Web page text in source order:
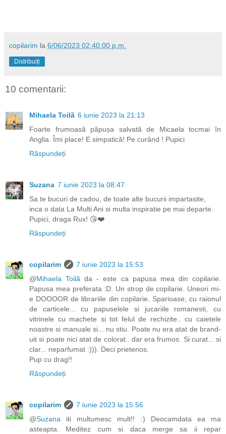
copilarim la 6/06/2023 02:40:00 p.m.
Distribuiți
10 comentarii:
Mihaela Toilă 6 iunie 2023 la 21:13
Foarte frumoasă păpușa salvată de Micaela tocmai în
Anglia. Îmi place! E simpatică! Pe curând ! Pupici
Răspundeți
Suzana 7 iunie 2023 la 08:47
Sa te bucuri de cadou, de toate alte bucurii impartasite,
inca o data La Multi Ani si multa inspiratie pe mai departe.
Pupici, draga Rux! 😘❤️
Răspundeți
copilarim
7 iunie 2023 la 15:53
@Mihaela Toilă da - este ca papusa mea din copilarie.
Papusa mea preferata :D. Un strop de copilarie. Uneori mi-
e DOOOOR de librariile din copilarie. Sparioase, cu raionul
de carticele... cu papuselele si jucariile romanesti, cu
vitrinele cu machete si tot felul de rechizite.. cu caietele
noastre si manuale si... nu stiu. Poate nu era atat de brand-
uit si poate nici atat de colorat.. dar era frumos. Si curat... si
clar... neparfumat :))). Deci prietenos.
Pup cu drag!!
Răspundeți
copilarim
7 iunie 2023 la 15:56
@Suzana iti multumesc mult!! :) Deocamdata ea ma
asteapta. Meditez cum si daca merge sa ii repar